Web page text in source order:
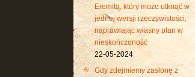
Eremitą, który może utknąć w
jednej wersji rzeczywistości,
naprawiając własny plan w
nieskończoność
22-05-2024
Gdy zdejmiemy zasłonę z